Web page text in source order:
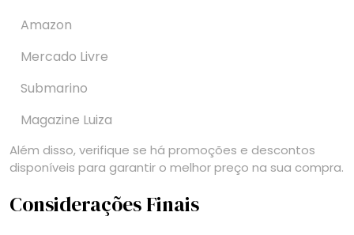
Amazon
Mercado Livre
Submarino
Magazine Luiza
Além disso, verifique se há promoções e descontos
disponíveis para garantir o melhor preço na sua compra.
Considerações Finais